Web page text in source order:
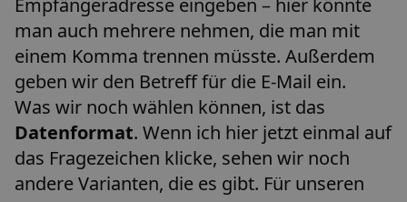
Empfängeradresse eingeben – hier könnte
man auch mehrere nehmen, die man mit
einem Komma trennen müsste. Außerdem
geben wir den Betreff für die E-Mail ein.
Was wir noch wählen können, ist das
Datenformat. Wenn ich hier jetzt einmal auf
das Fragezeichen klicke, sehen wir noch
andere Varianten, die es gibt. Für unseren